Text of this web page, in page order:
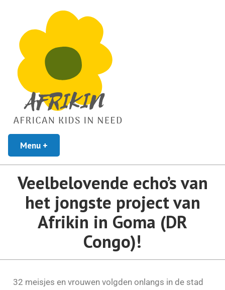
Afrikin
Menu +
Veelbelovende echo’s van
het jongste project van
Afrikin in Goma (DR
Congo)!
32 meisjes en vrouwen volgden onlangs in de stad